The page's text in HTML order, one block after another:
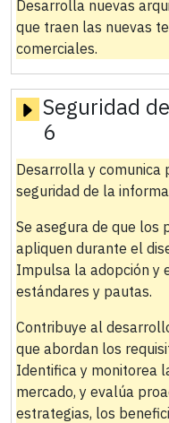
Desarrolla nuevas
que traen las nuevas
comerciales.
Seguridad
6
Desarrolla y comunica
seguridad de la
Se asegura de que los
apliquen durante el
Impulsa la adopción y
estándares y pautas.
Contribuye al
que abordan los
Identifica y monitorea
mercado, y evalúa
estrategias, los